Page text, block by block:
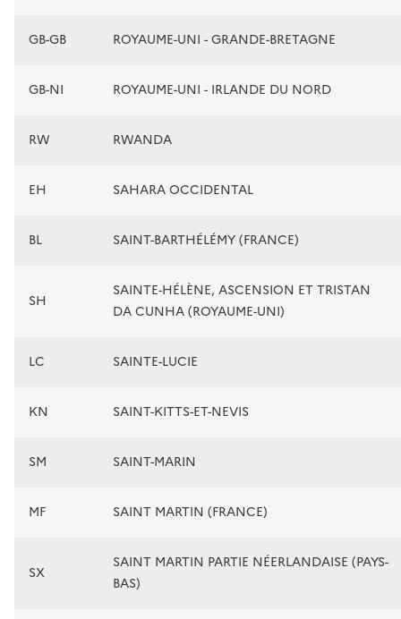
GB-GB ROYAUME-UNI - GRANDE-BRETAGNE
GB-NI ROYAUME-UNI - IRLANDE DU NORD
RW RWANDA
EH SAHARA OCCIDENTAL
BL SAINT-BARTHÉLÉMY (FRANCE)
SH
SAINTE-HÉLÈNE, ASCENSION ET TRISTAN
DA CUNHA (ROYAUME-UNI)
LC SAINTE-LUCIE
KN SAINT-KITTS-ET-NEVIS
SM SAINT-MARIN
MF SAINT MARTIN (FRANCE)
SX
SAINT MARTIN PARTIE NÉERLANDAISE (PAYS-
BAS)